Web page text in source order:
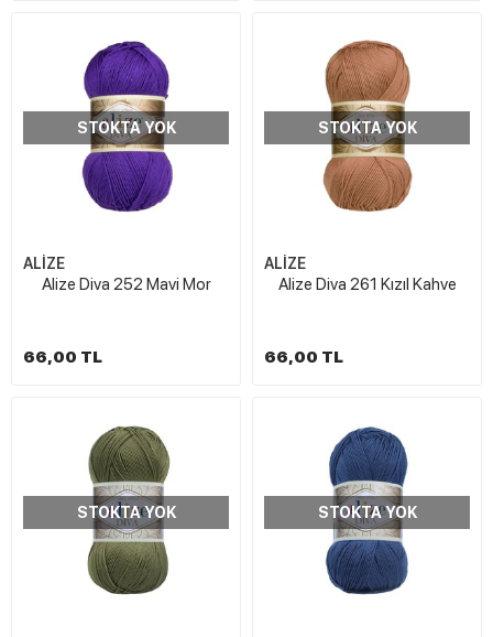
STOKTA YOK
ALİZE
Alize Diva 252 Mavi Mor
66,00 TL
STOKTA YOK
ALİZE
Alize Diva 261 Kızıl Kahve
66,00 TL
STOKTA YOK STOKTA YOK